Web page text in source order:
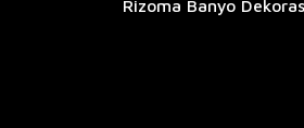
Rizoma Banyo